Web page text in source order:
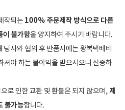
작되는 100% 주문제작 방식으로 다른
이 불가함을 양지하여 주시기 바랍니다.
당사와 협의 후 반품시에는 왕복택배비
야 하는 불이익을 받으시오니 신중하
로 인한 교환 및 환불은 되지 않으며, 제
불가능합니다.